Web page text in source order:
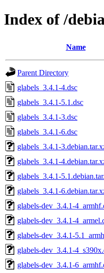
Index of /
Name
Parent Directory
glabels_3.4.1-4.dsc
glabels_3.4.1-5.1.dsc
glabels_3.4.1-3.dsc
glabels_3.4.1-6.dsc
glabels_3.4.1-
glabels_3.4.1-
glabels_3.4.1-
glabels_3.4.1-
glabels-dev_3.4.1-
glabels-dev_3.4.1-
glabels-dev_3.4.1-
glabels-dev_3.4.1-
glabels-dev_3.4.1-